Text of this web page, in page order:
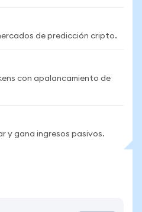
de predicción cripto.
con apalancamiento de
y gana ingresos pasivos.